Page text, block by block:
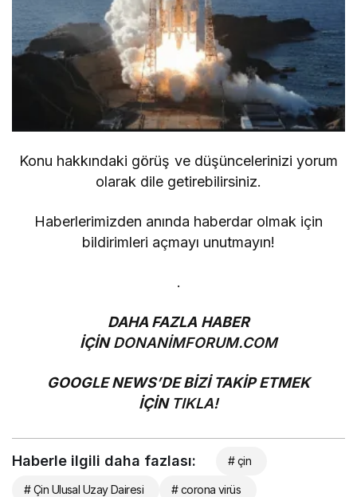
Konu hakkındaki görüş ve düşüncelerinizi yorum
olarak dile getirebilirsiniz.
Haberlerimizden anında haberdar olmak için
bildirimleri açmayı unutmayın!
.
DAHA FAZLA HABER
İÇİNDONANİMFORUM.COM
GOOGLE NEWS’DE BİZİ TAKİP ETMEK
İÇİN TIKLA!
Haberle ilgili daha fazlası: # çin
# Çin Ulusal Uzay Dairesi # corona virüs